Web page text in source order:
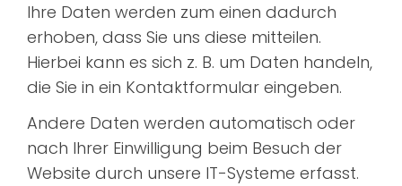
Ihre Daten werden zum einen dadurch
erhoben, dass Sie uns diese mitteilen.
Hierbei kann es sich z. B. um Daten handeln,
die Sie in ein Kontaktformular eingeben.
Andere Daten werden automatisch oder
nach Ihrer Einwilligung beim Besuch der
Website durch unsere IT-Systeme erfasst.